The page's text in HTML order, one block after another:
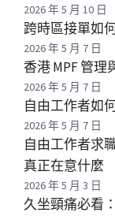
2026 年 5 月 10 日
跨時區接單如
2026 年 5 月 7 日
香港 MPF 管理
2026 年 5 月 7 日
自由工作者如
2026 年 5 月 7 日
自由工作者求
真正在意什麼
2026 年 5 月 3 日
久坐頸痛必看